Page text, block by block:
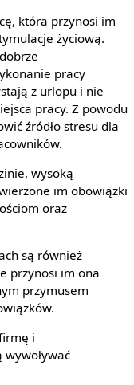
która przynosi im
życiową.
pracy
z urlopu i nie
pracy. Z powodu
źródło stresu dla
wysoką
im obowiązki
oraz
są również
przynosi im ona
przymusem
i
wywoływać